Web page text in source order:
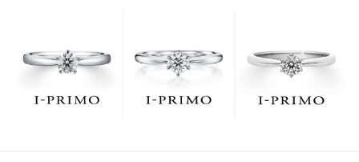
でお待ちしております。リング選びの最初の一歩をご一
緒に。まずは、アイプリモへ。